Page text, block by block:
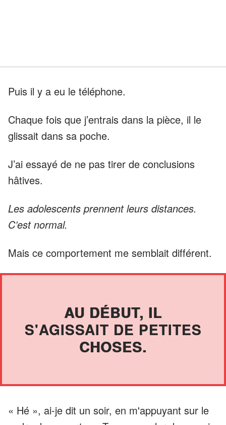
Puis il y a eu le téléphone.
Chaque fois que j’entrais dans la pièce, il le
glissait dans sa poche.
J’ai essayé de ne pas tirer de conclusions
hâtives.
Les adolescents prennent leurs distances.
C’est normal.
Mais ce comportement me semblait différent.
AU DÉBUT, IL
S'AGISSAIT DE PETITES
CHOSES.
« Hé », ai-je dit un soir, en m'appuyant sur le